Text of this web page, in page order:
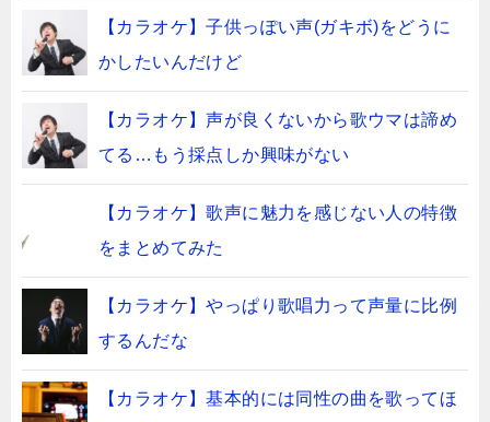
【カラオケ】子供っぽい声(ガキボ)をどうに
かしたいんだけど
【カラオケ】声が良くないから歌ウマは諦め
てる…もう採点しか興味がない
【カラオケ】歌声に魅力を感じない人の特徴
をまとめてみた
【カラオケ】やっぱり歌唱力って声量に比例
するんだな
【カラオケ】基本的には同性の曲を歌ってほ